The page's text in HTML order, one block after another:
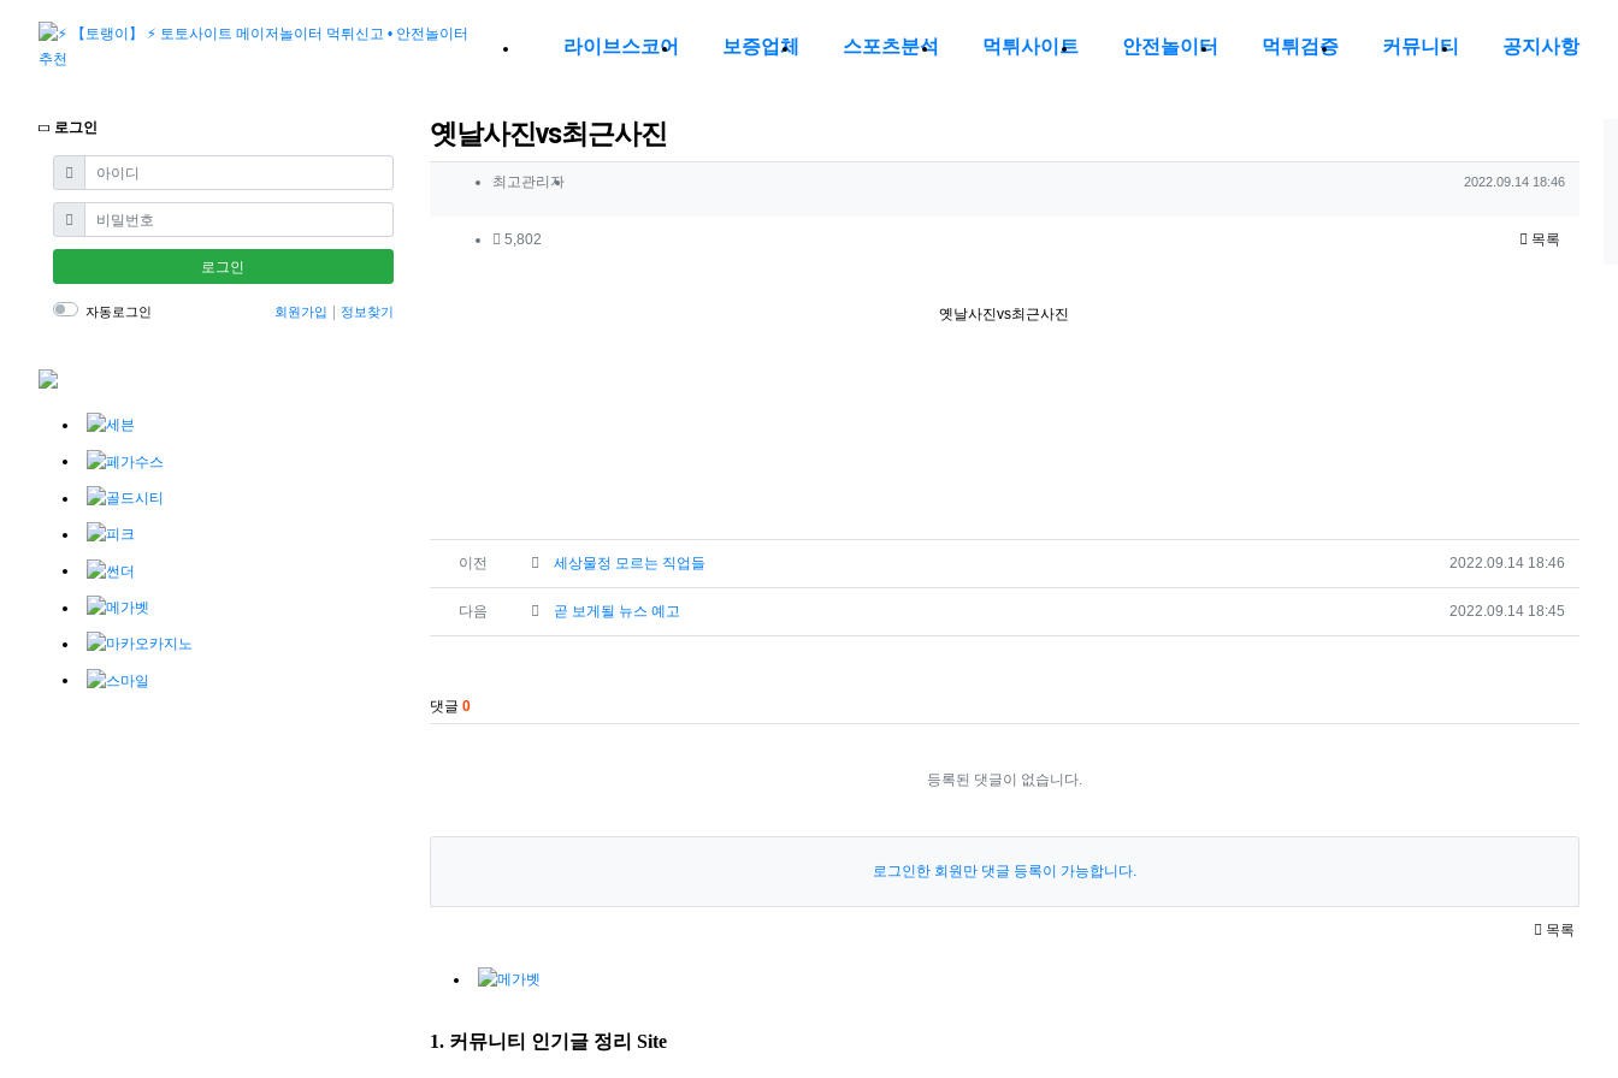
라이브스코어 보증업체 스포츠분석 먹튀사이트 안전놀이터 먹튀검증 커뮤니티 공지사항
옛날사진vs최근사진
작성자 정보
최고관리자작성 작성일
2022.09.14 18:46
컨텐츠 정보
5,802조회 목록
옛날사진vs최근사진
관련자료
이전 세상물정 모르는 직업들 작성일
2022.09.14 18:46
다음 곧 보게될 뉴스 예고 작성일
2022.09.14 18:45
댓글 0
등록된 댓글이 없습니다.
로그인한 회원만 댓글 등록이 가능합니다.
목록
1. 커뮤니티 인기글 정리 Site
로그인
아이디 필수
비밀번호 필수
로그인
자동로그인 회원가입 정보찾기